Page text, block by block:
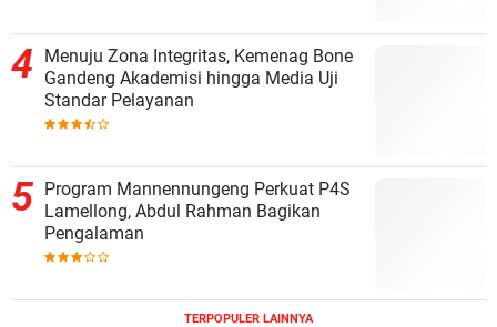
Menuju Zona Integritas, Kemenag Bone
Gandeng Akademisi hingga Media Uji
Standar Pelayanan
Program Mannennungeng Perkuat P4S
Lamellong, Abdul Rahman Bagikan
Pengalaman
TERPOPULER LAINNYA